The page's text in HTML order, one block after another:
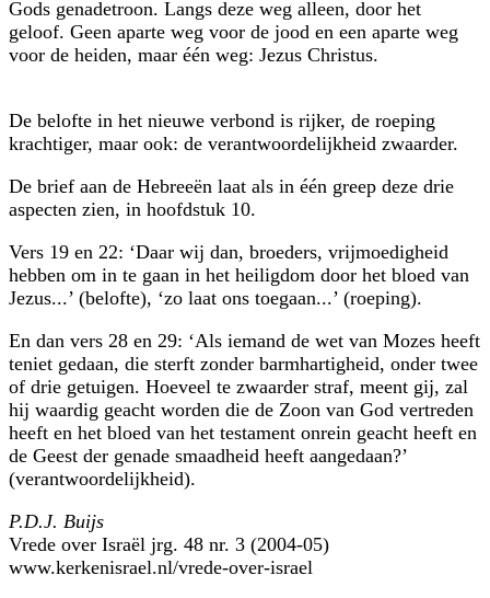
Gods genadetroon. Langs deze weg alleen, door het
geloof. Geen aparte weg voor de jood en een aparte weg
voor de heiden, maar één weg: Jezus Christus.
De belofte in het nieuwe verbond is rijker, de roeping
krachtiger, maar ook: de verantwoordelijkheid zwaarder.
De brief aan de Hebreeën laat als in één greep deze drie
aspecten zien, in hoofdstuk 10.
Vers 19 en 22: ‘Daar wij dan, broeders, vrijmoedigheid
hebben om in te gaan in het heiligdom door het bloed van
Jezus...’ (belofte), ‘zo laat ons toegaan...’ (roeping).
En dan vers 28 en 29: ‘Als iemand de wet van Mozes heeft
teniet gedaan, die sterft zonder barmhartigheid, onder twee
of drie getuigen. Hoeveel te zwaarder straf, meent gij, zal
hij waardig geacht worden die de Zoon van God vertreden
heeft en het bloed van het testament onrein geacht heeft en
de Geest der genade smaadheid heeft aangedaan?’
(verantwoordelijkheid).
P.D.J. Buijs
Vrede over Israël jrg. 48 nr. 3 (2004-05)
www.kerkenisrael.nl/vrede-over-israel